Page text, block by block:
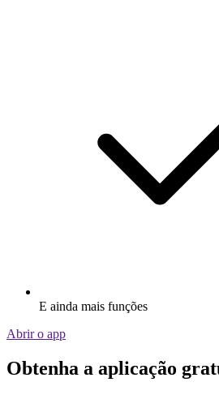
E ainda mais funções
Abrir o app
Obtenha a aplicação